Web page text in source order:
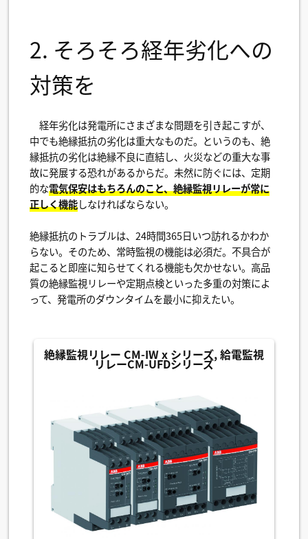
2. そろそろ経年劣化への
対策を
経年劣化は発電所にさまざまな問題を引き起こすが、
中でも絶縁抵抗の劣化は重大なものだ。というのも、絶
縁抵抗の劣化は絶縁不良に直結し、火災などの重大な事
故に発展する恐れがあるからだ。未然に防ぐには、定期
的な電気保安はもちろんのこと、絶縁監視リレーが常に
正しく機能しなければならない。
絶縁抵抗のトラブルは、24時間365日いつ訪れるかわか
らない。そのため、常時監視の機能は必須だ。不具合が
起こると即座に知らせてくれる機能も欠かせない。高品
質の絶縁監視リレーや定期点検といった多重の対策によ
って、発電所のダウンタイムを最小に抑えたい。
絶縁監視リレー CM-IW x シリーズ, 給電監視
リレーCM-UFDシリーズ